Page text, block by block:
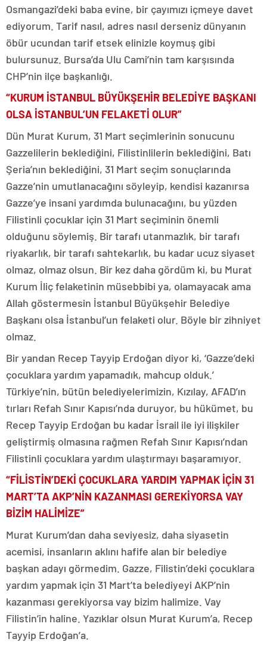
Osmangazi’deki baba evine, bir çayımızı içmeye davet
ediyorum. Tarif nasıl, adres nasıl derseniz dünyanın
öbür ucundan tarif etsek elinizle koymuş gibi
bulursunuz. Bursa’da Ulu Cami’nin tam karşısında
CHP’nin ilçe başkanlığı.
“KURUM İSTANBUL BÜYÜKŞEHİR BELEDİYE BAŞKANI
OLSA İSTANBUL’UN FELAKETİ OLUR”
Dün Murat Kurum, 31 Mart seçimlerinin sonucunu
Gazzelilerin beklediğini, Filistinlilerin beklediğini, Batı
Şeria’nın beklediğini, 31 Mart seçim sonuçlarında
Gazze’nin umutlanacağını söyleyip, kendisi kazanırsa
Gazze’ye insani yardımda bulunacağını, bu yüzden
Filistinli çocuklar için 31 Mart seçiminin önemli
olduğunu söylemiş. Bir tarafı utanmazlık, bir tarafı
riyakarlık, bir tarafı sahtekarlık, bu kadar ucuz siyaset
olmaz, olmaz olsun. Bir kez daha gördüm ki, bu Murat
Kurum İliç felaketinin müsebbibi ya, olamayacak ama
Allah göstermesin İstanbul Büyükşehir Belediye
Başkanı olsa İstanbul’un felaketi olur. Böyle bir zihniyet
olmaz.
Bir yandan Recep Tayyip Erdoğan diyor ki, ‘Gazze’deki
çocuklara yardım yapamadık, mahcup olduk.’
Türkiye’nin, bütün belediyelerimizin, Kızılay, AFAD’ın
tırları Refah Sınır Kapısı’nda duruyor, bu hükümet, bu
Recep Tayyip Erdoğan bu kadar İsrail ile iyi ilişkiler
geliştirmiş olmasına rağmen Refah Sınır Kapısı’ndan
Filistinli çocuklara yardım ulaştırmayı başaramıyor.
“FİLİSTİN’DEKİ ÇOCUKLARA YARDIM YAPMAK İÇİN 31
MART’TA AKP’NİN KAZANMASI GEREKİYORSA VAY
BİZİM HALİMİZE”
Murat Kurum’dan daha seviyesiz, daha siyasetin
acemisi, insanların aklını hafife alan bir belediye
başkan adayı görmedim. Gazze, Filistin’deki çocuklara
yardım yapmak için 31 Mart’ta belediyeyi AKP’nin
kazanması gerekiyorsa vay bizim halimize. Vay
Filistin’in haline. Yazıklar olsun Murat Kurum’a, Recep
Tayyip Erdoğan’a.